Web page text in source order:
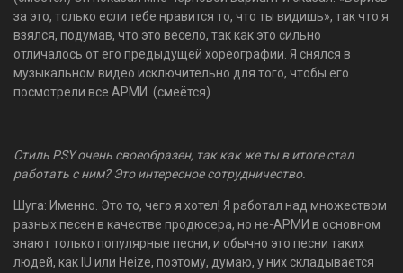
за это, только если тебе нравится то, что ты видишь», так что я
взялся, подумав, что это весело, так как это сильно
отличалось от его предыдущей хореографии. Я снялся в
музыкальном видео исключительно для того, чтобы его
посмотрели все АРМИ. (смеётся)
Стиль PSY очень своеобразен, так как же ты в итоге стал
работать с ним? Это интересное сотрудничество.
Шуга: Именно. Это то, чего я хотел! Я работал над множеством
разных песен в качестве продюсера, но не-АРМИ в основном
знают только популярные песни, и обычно это песни таких
людей, как IU или Heize, поэтому, думаю, у них складывается